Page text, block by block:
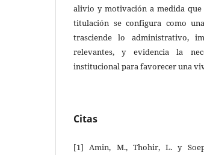
alivio y motivación a medida
titulación se configura como
trasciende lo administrativo,
relevantes, y evidencia la
institucional para favorecer una
Citas
[1] Amin, M., Thohir, L. y